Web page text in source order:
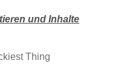
und Inhalte
Thing